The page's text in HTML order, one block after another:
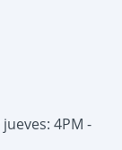
4PM -